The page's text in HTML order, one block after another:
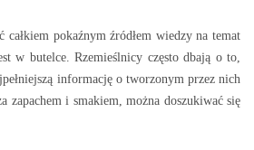
całkiem pokaźnym źródłem wiedzy na temat
w butelce. Rzemieślnicy często dbają o to,
informację o tworzonym przez nich
zapachem i smakiem, można doszukiwać się